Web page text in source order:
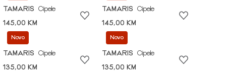
TAMARIS
Cipele
145,00 KM
TAMARIS
Cipele
145,00 KM
Novo
TAMARIS
Cipele
135,00 KM
Novo
TAMARIS
Cipele
135,00 KM